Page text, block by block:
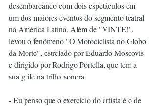
desembarcando com dois espetáculos em
um dos maiores eventos do segmento teatral
na América Latina. Além de "VINTE!",
levou o fenômeno "O Motociclista no Globo
da Morte", estrelado por Eduardo Moscovis
e dirigido por Rodrigo Portella, que tem a
sua grife na trilha sonora.
- Eu penso que o exercício do artista é o de